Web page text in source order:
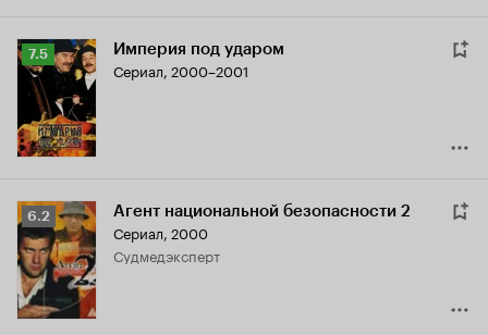
Рейтинг
Кинопоиска
7.5
7.5 Империя под ударом
Сериал, 2000–2001
Рейтинг
Кинопоиска
6.2
6.2 Агент национальной безопасности 2
Сериал, 2000
судмедэксперт